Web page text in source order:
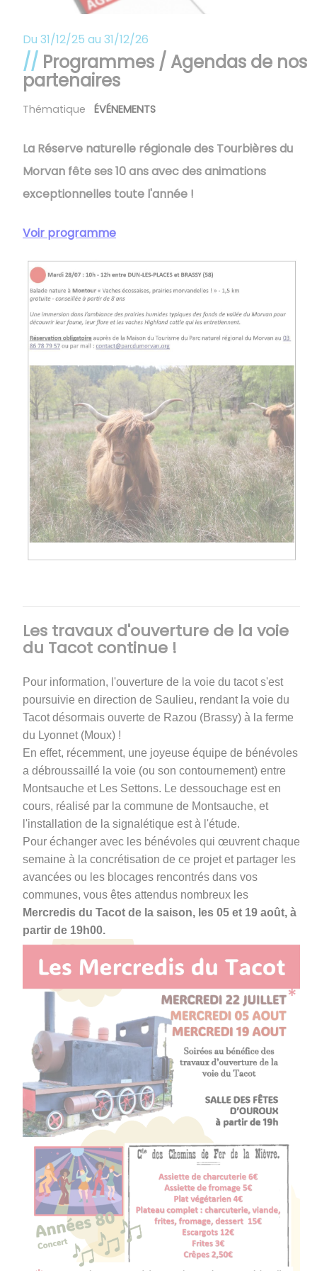
Du 31/12/25 au 31/12/26
Programmes / Agendas de nos
partenaires
Thématique ÉVÉNEMENTS
La Réserve naturelle régionale des Tourbières du
Morvan fête ses 10 ans avec des animations
exceptionnelles toute l'année !
Voir programme
Les travaux d'ouverture de la voie
du Tacot continue !
Pour information, l'ouverture de la voie du tacot s'est
poursuivie en direction de Saulieu, rendant la voie du
Tacot désormais ouverte de Razou (Brassy) à la ferme
du Lyonnet (Moux) !
En effet, récemment, une joyeuse équipe de bénévoles
a débroussaillé la voie (ou son contournement) entre
Montsauche et Les Settons. Le dessouchage est en
cours, réalisé par la commune de Montsauche, et
l'installation de la signalétique est à l'étude.
Pour échanger avec les bénévoles qui œuvrent chaque
semaine à la concrétisation de ce projet et partager les
avancées ou les blocages rencontrés dans vos
communes, vous êtes attendus nombreux les
Mercredis du Tacot de la saison, les 05 et 19 août, à
partir de 19h00.